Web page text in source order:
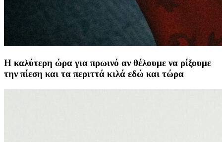
Η καλύτερη ώρα για πρωινό αν θέλουμε να ρίξουμε
την πίεση και τα περιττά κιλά εδώ και τώρα